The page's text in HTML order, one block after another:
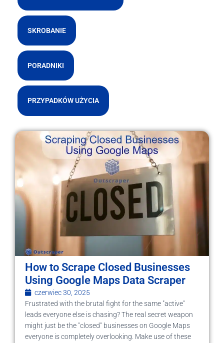
SKROBANIE
PORADNIKI
PRZYPADKÓW UŻYCIA
How to Scrape Closed Businesses
Using Google Maps Data Scraper
czerwiec 30, 2025
Frustrated with the brutal fight for the same "active"
leads everyone else is chasing? The real secret weapon
might just be the "closed" businesses on Google Maps
everyone is completely overlooking. Make use of these